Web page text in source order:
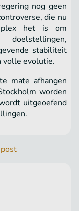
nog geen
die nu
het is om
stabiliteit
volle evolutie.
mate afhangen
worden
uitgeoefend